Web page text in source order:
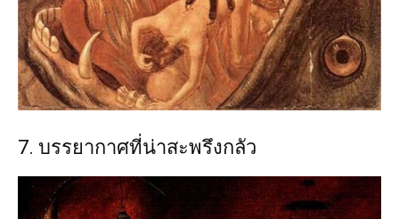
7. บรรยากาศที่น่าสะพรึงกลัว